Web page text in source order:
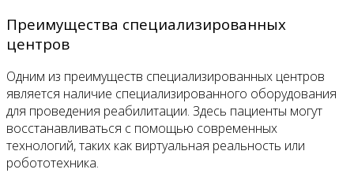
Преимущества специализированных
центров
Одним из преимуществ специализированных центров
является наличие специализированного оборудования
для проведения реабилитации. Здесь пациенты могут
восстанавливаться с помощью современных
технологий, таких как виртуальная реальность или
робототехника.